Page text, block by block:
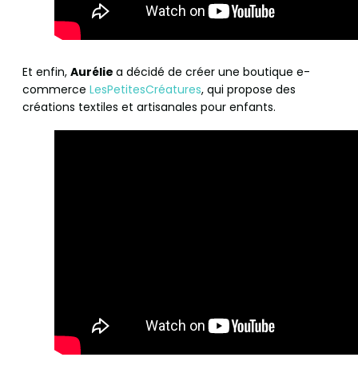
Et enfin, Aurélie a décidé de créer une boutique e-
commerce LesPetitesCréatures, qui propose des
créations textiles et artisanales pour enfants.